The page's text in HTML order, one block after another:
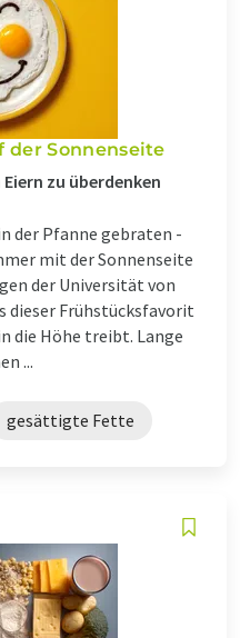
der Sonnenseite
zu überdenken
der Pfanne gebraten -
mit der Sonnenseite
der Universität von
dieser Frühstücksfavorit
die Höhe treibt. Lange
...
gesättigte Fette